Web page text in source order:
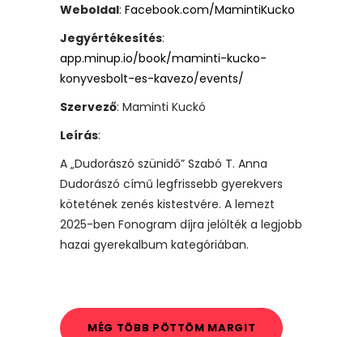
Weboldal: Facebook.com/MamintiKucko
Jegyértékesítés:
app.minup.io/book/maminti-kucko-
konyvesbolt-es-kavezo/events/
Szervező: Maminti Kuckó
Leírás:
A „Dudorászó szünidő” Szabó T. Anna
Dudorászó című legfrissebb gyerekvers
kötetének zenés kistestvére. A lemezt
2025-ben Fonogram díjra jelölték a legjobb
hazai gyerekalbum kategóriában.
MÉG TÖBB PÖTTÖM MARGIT